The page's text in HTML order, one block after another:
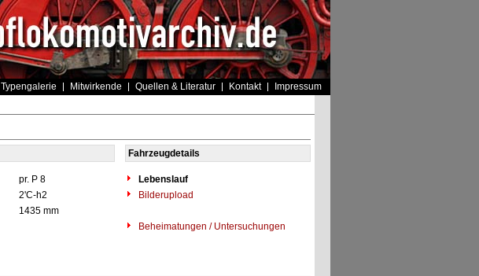
Typengalerie Mitwirkende Quellen & Literatur Kontakt Impressum
Fahrzeugdetails
pr. P 8
Lebenslauf
2'C-h2
Bilderupload
1435 mm
Beheimatungen / Untersuchungen